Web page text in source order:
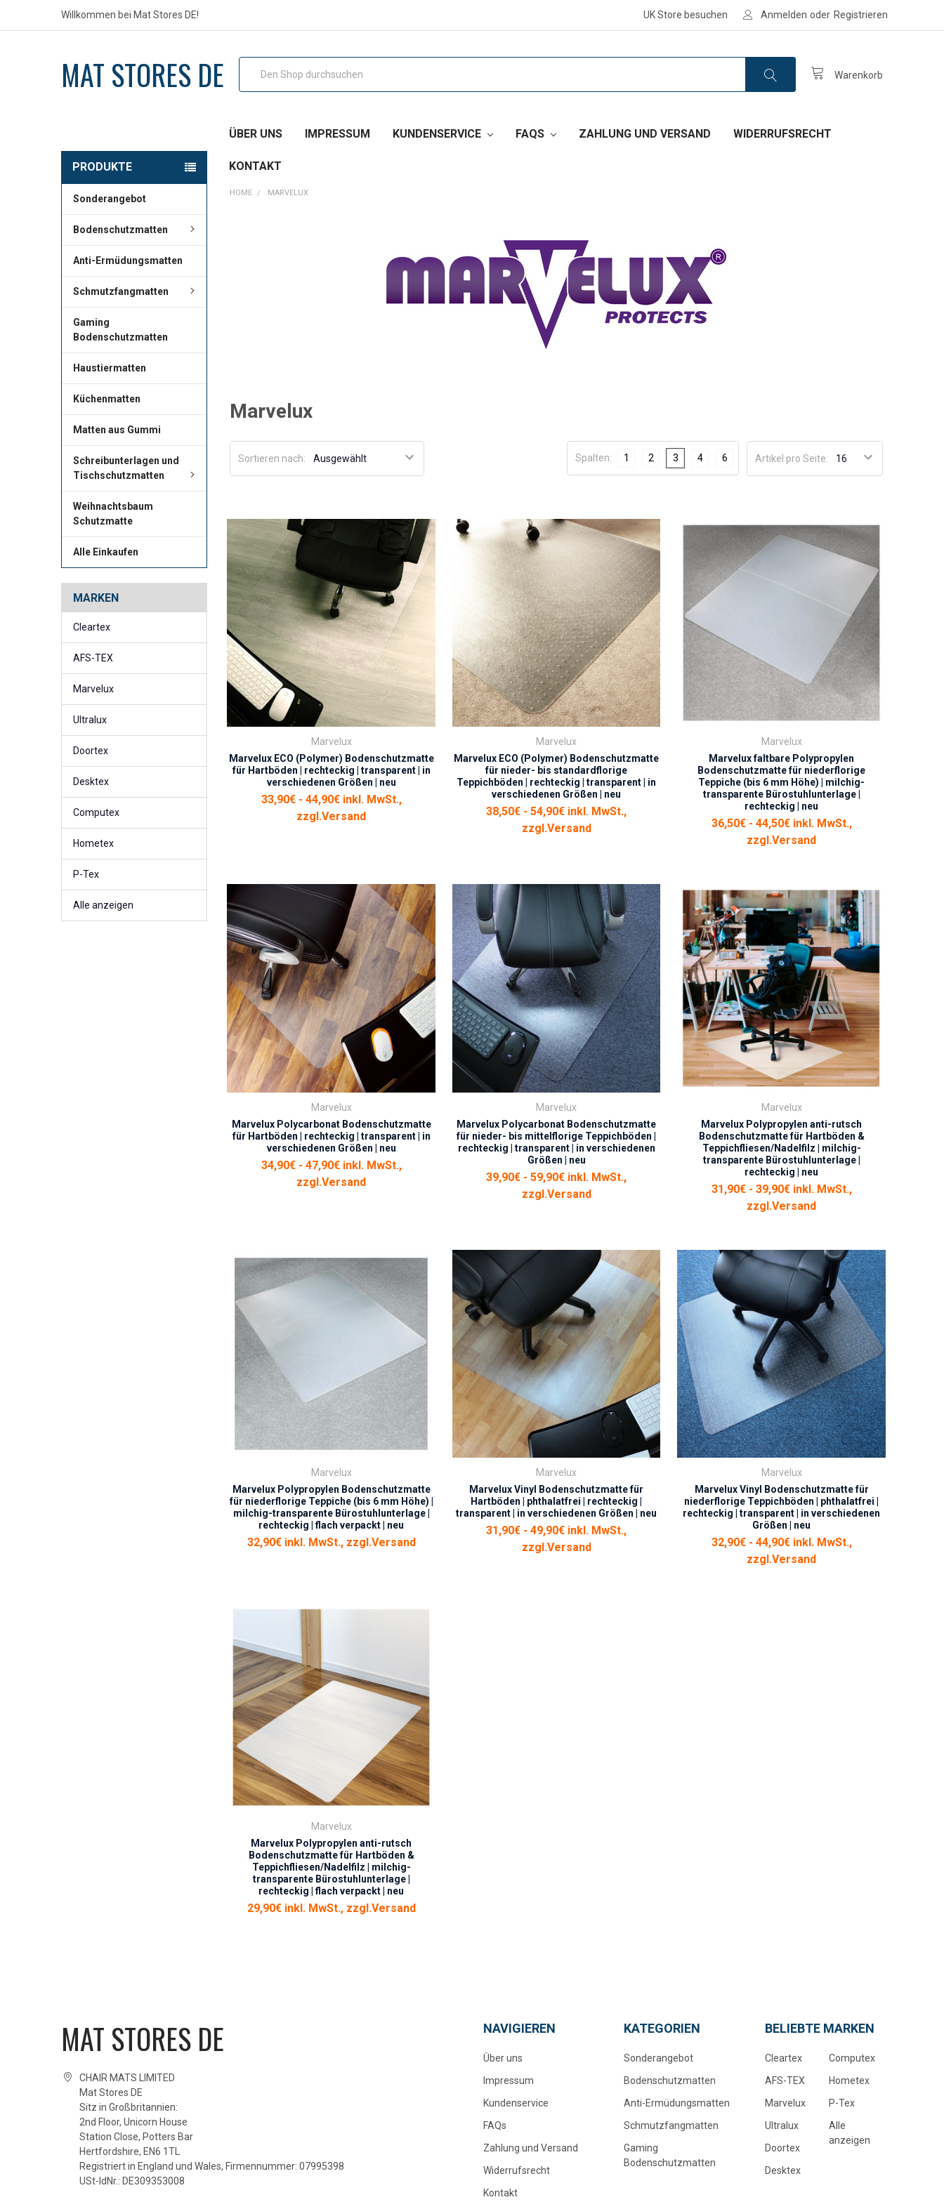
Willkommen bei Mat Stores DE! UK Store besuchen Anmelden oder Registrieren
Warenkorb
MAT STORES DE
ÜBER UNS IMPRESSUM KUNDENSERVICE FAQS ZAHLUNG UND VERSAND WIDERRUFSRECHT
KONTAKT
PRODUKTE
Sonderangebot
Bodenschutzmatten
Anti-Ermüdungsmatten
Schmutzfangmatten
Gaming
Bodenschutzmatten
Haustiermatten
Küchenmatten
Matten aus Gummi
Schreibunterlagen und
Tischschutzmatten
Weihnachtsbaum
Schutzmatte
Alle Einkaufen
MARKEN
Cleartex
AFS-TEX
Marvelux
Ultralux
Doortex
Desktex
Computex
Hometex
P-Tex
Alle anzeigen
HOME MARVELUX
Marvelux
Sortieren nach: Artikel pro Seite:
Spalten: 1 2 3 4 6
Marvelux
Marvelux ECO (Polymer) Bodenschutzmatte
für Hartböden | rechteckig | transparent | in
verschiedenen Größen | neu
33,90€ - 44,90€ inkl. MwSt.,
zzgl.Versand
Marvelux
Marvelux ECO (Polymer) Bodenschutzmatte
für nieder- bis standardflorige
Teppichböden | rechteckig | transparent | in
verschiedenen Größen | neu
38,50€ - 54,90€ inkl. MwSt.,
zzgl.Versand
Marvelux
Marvelux faltbare Polypropylen
Bodenschutzmatte für niederflorige
Teppiche (bis 6 mm Höhe) | milchig-
transparente Bürostuhlunterlage |
rechteckig | neu
36,50€ - 44,50€ inkl. MwSt.,
zzgl.Versand
Marvelux
Marvelux Polycarbonat Bodenschutzmatte
für Hartböden | rechteckig | transparent | in
verschiedenen Größen | neu
34,90€ - 47,90€ inkl. MwSt.,
zzgl.Versand
Marvelux
Marvelux Polycarbonat Bodenschutzmatte
für nieder- bis mittelflorige Teppichböden |
rechteckig | transparent | in verschiedenen
Größen | neu
39,90€ - 59,90€ inkl. MwSt.,
zzgl.Versand
Marvelux
Marvelux Polypropylen anti-rutsch
Bodenschutzmatte für Hartböden &
Teppichfliesen/Nadelfilz | milchig-
transparente Bürostuhlunterlage |
rechteckig | neu
31,90€ - 39,90€ inkl. MwSt.,
zzgl.Versand
Marvelux
Marvelux Polypropylen Bodenschutzmatte
für niederflorige Teppiche (bis 6 mm Höhe) |
milchig-transparente Bürostuhlunterlage |
rechteckig | flach verpackt | neu
32,90€ inkl. MwSt., zzgl.Versand
Marvelux
Marvelux Vinyl Bodenschutzmatte für
Hartböden | phthalatfrei | rechteckig |
transparent | in verschiedenen Größen | neu
31,90€ - 49,90€ inkl. MwSt.,
zzgl.Versand
Marvelux
Marvelux Vinyl Bodenschutzmatte für
niederflorige Teppichböden | phthalatfrei |
rechteckig | transparent | in verschiedenen
Größen | neu
32,90€ - 44,90€ inkl. MwSt.,
zzgl.Versand
Marvelux
Marvelux Polypropylen anti-rutsch
Bodenschutzmatte für Hartböden &
Teppichfliesen/Nadelfilz | milchig-
transparente Bürostuhlunterlage |
rechteckig | flach verpackt | neu
29,90€ inkl. MwSt., zzgl.Versand
MAT STORES DE
CHAIR MATS LIMITED
Mat Stores DE
Sitz in Großbritannien:
2nd Floor, Unicorn House
Station Close, Potters Bar
Hertfordshire, EN6 1TL
Registriert in England und Wales, Firmennummer: 07995398
USt-IdNr.: DE309353008
NAVIGIEREN
Über uns
Impressum
Kundenservice
FAQs
Zahlung und Versand
Widerrufsrecht
Kontakt
KATEGORIEN
Sonderangebot
Bodenschutzmatten
Anti-Ermüdungsmatten
Schmutzfangmatten
Gaming
Bodenschutzmatten
BELIEBTE MARKEN
Cleartex
AFS-TEX
Marvelux
Ultralux
Doortex
Desktex
Computex
Hometex
P-Tex
Alle
anzeigen